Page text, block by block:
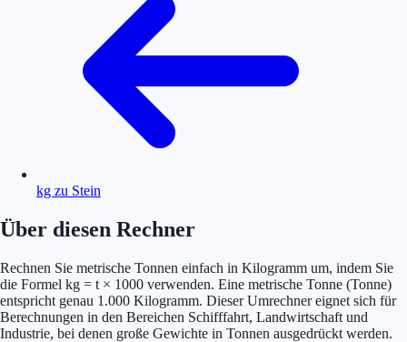
kg zu Stein
Über diesen Rechner
Rechnen Sie metrische Tonnen einfach in Kilogramm um, indem Sie
die Formel kg = t × 1000 verwenden. Eine metrische Tonne (Tonne)
entspricht genau 1.000 Kilogramm. Dieser Umrechner eignet sich für
Berechnungen in den Bereichen Schifffahrt, Landwirtschaft und
Industrie, bei denen große Gewichte in Tonnen ausgedrückt werden.